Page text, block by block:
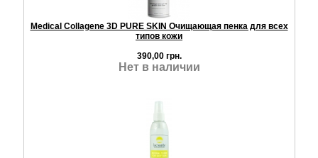
Medical Collagene 3D PURE SKIN Очищающая пенка для всех
типов кожи
390,00 грн.
Нет в наличии